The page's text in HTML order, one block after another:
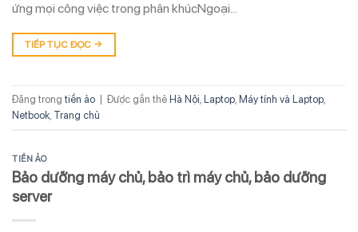
ứng mọi công việc trong phân khúcNgoại…
TIẾP TỤC ĐỌC →
Đăng trong tiền ảo | Được gắn thẻ Hà Nội Laptop Máy tính và Laptop
Netbook Trang chủ
TIỀN ẢO
Bảo dưỡng máy chủ, bảo trì máy chủ, bảo dưỡng
server